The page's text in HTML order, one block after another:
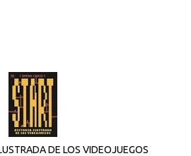
DE LOS VIDEOJUEGOS